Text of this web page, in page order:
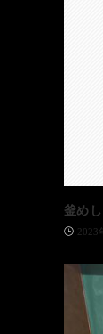
釜め
2023